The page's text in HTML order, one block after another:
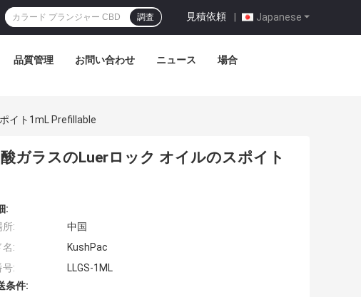
Japanese
見積依頼 |
調査
品質管理 お問い合わせ ニュース 場合
イト1mL Prefillable
ガラスのLuerロック オイルのスポイト
:
所:
中国
名:
KushPac
号:
LLGS-1ML
条件: